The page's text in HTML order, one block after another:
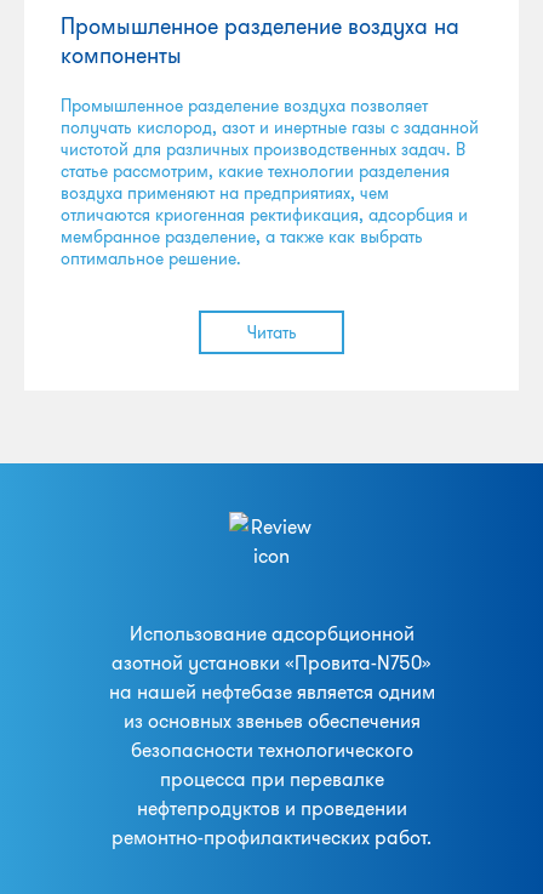
Промышленное разделение воздуха на
компоненты
Промышленное разделение воздуха позволяет
получать кислород, азот и инертные газы с заданной
чистотой для различных производственных задач. В
статье рассмотрим, какие технологии разделения
воздуха применяют на предприятиях, чем
отличаются криогенная ректификация, адсорбция и
мембранное разделение, а также как выбрать
оптимальное решение.
Читать
Использование адсорбционной
азотной установки «Провита-N750»
на нашей нефтебазе является одним
из основных звеньев обеспечения
безопасности технологического
процесса при перевалке
нефтепродуктов и проведении
ремонтно-профилактических работ.